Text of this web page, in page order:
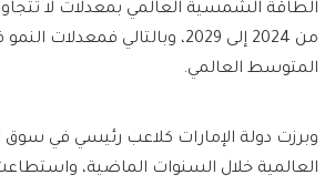
من 2024 إلى 2029، وبالتالي
المتوسط العالمي.
وبرزت دولة الإمارات كلاعب رئيسي في
العالمية خلال السنوات الماضية،